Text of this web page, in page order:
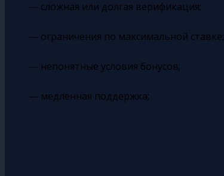
— сложная или долгая верификация;
— ограничения по максимальной ставке;
— непонятные условия бонусов;
— медленная поддержка;